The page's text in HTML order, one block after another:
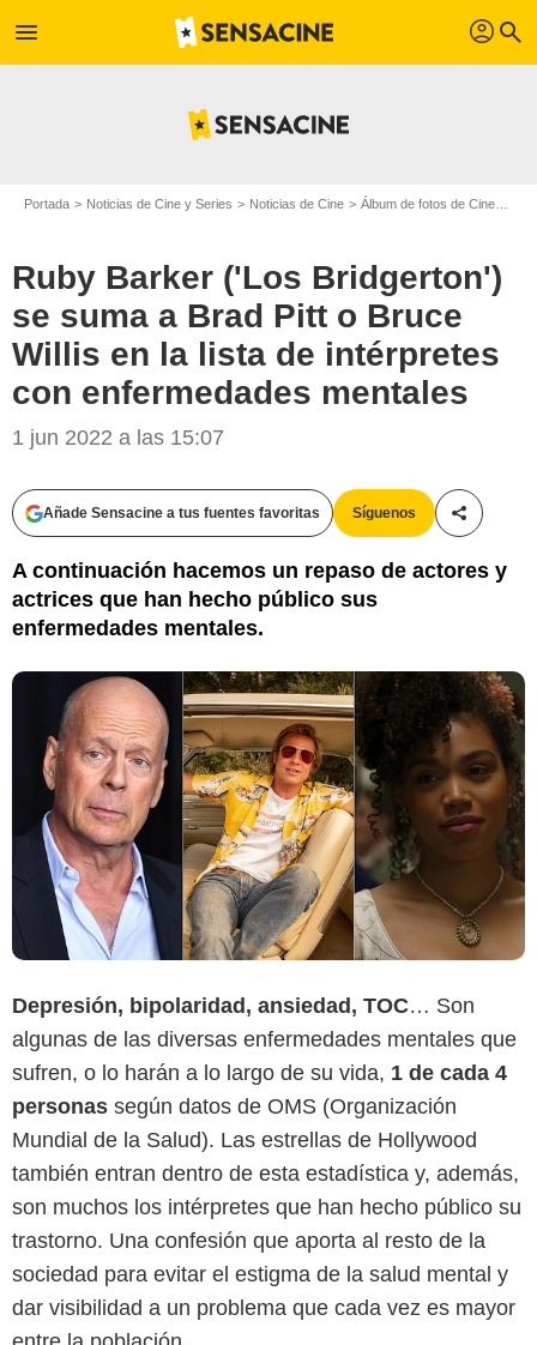
menu profil search
Portada Noticias de Cine y Series Noticias de Cine Álbum de fotos de Cine
Ruby Barker ('Los Bridgerton')
se suma a Brad Pitt o Bruce
Willis en la lista de intérpretes
con enfermedades mentales
1 jun 2022 a las 15:07
Añade Sensacine a tus fuentes favoritas Síguenos
A continuación hacemos un repaso de actores y
actrices que han hecho público sus
enfermedades mentales.
Depresión, bipolaridad, ansiedad, TOC… Son
algunas de las diversas enfermedades mentales que
sufren, o lo harán a lo largo de su vida, 1 de cada 4
personas según datos de OMS (Organización
Mundial de la Salud). Las estrellas de Hollywood
también entran dentro de esta estadística y, además,
son muchos los intérpretes que han hecho público su
trastorno. Una confesión que aporta al resto de la
sociedad para evitar el estigma de la salud mental y
dar visibilidad a un problema que cada vez es mayor